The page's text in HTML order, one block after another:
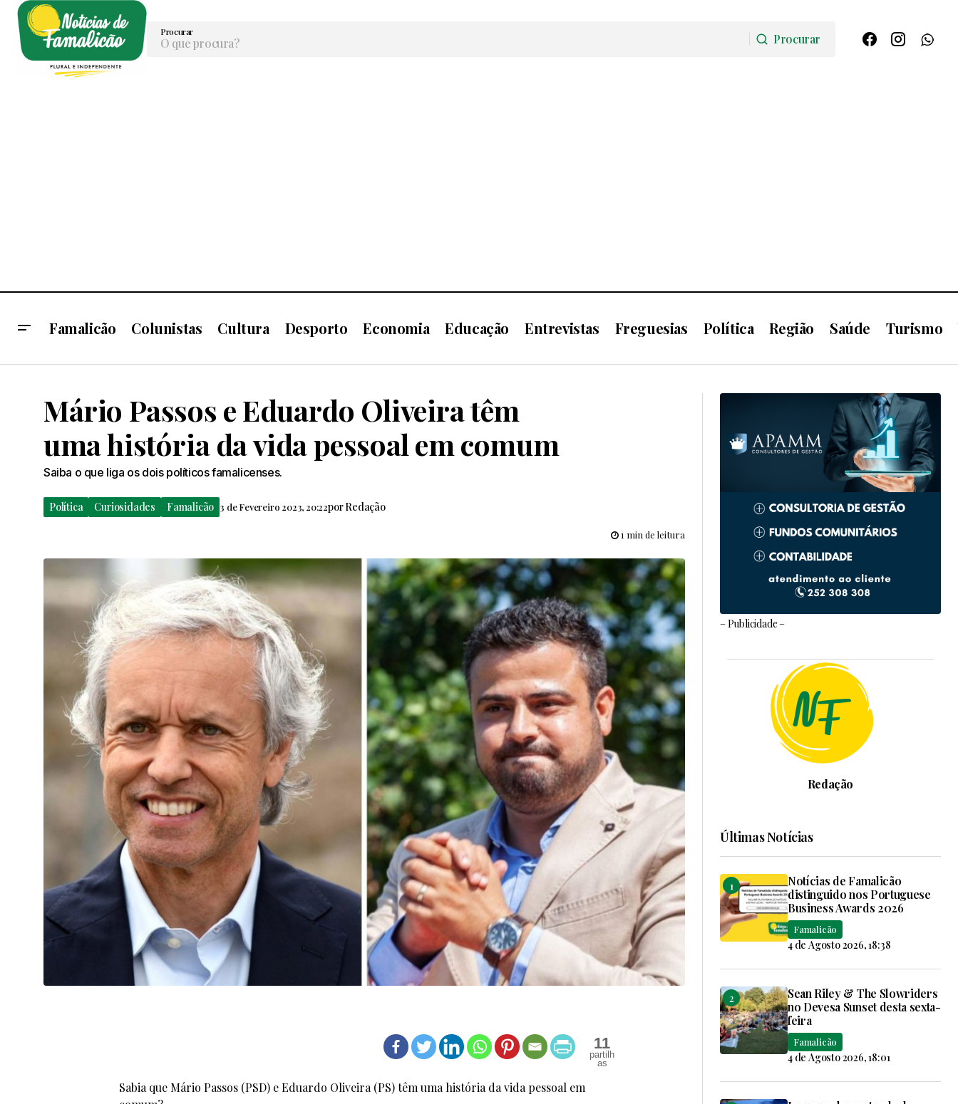
Procurar
Procurar
Famalicão Colunistas Cultura Desporto Economia Educação Entrevistas Freguesias Política Região Saúde Turismo
Mário Passos e Eduardo Oliveira têm
uma história da vida pessoal em comum
Saiba o que liga os dois políticos famalicenses.
Política Curiosidades Famalicão 3 de Fevereiro 2023, 20:22porRedação
1 min de leitura
11
Sabia que Mário Passos (PSD) e Eduardo Oliveira (PS) têm uma história da vida pessoal em
– Publicidade –
Redação
Últimas Notícias
Notícias de Famalicão
distinguido nos Portuguese
Business Awards 2026
Famalicão
4 de Agosto 2026, 18:38
Sean Riley & The Slowriders
no Devesa Sunset desta sexta-
feira
Famalicão
4 de Agosto 2026, 18:01